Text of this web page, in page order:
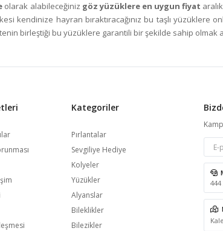
olarak alabileceğiniz göz yüzüklere en uygun fiyat
kendinize hayran bıraktıracağınız bu taşlı yüzüklere
birleştiği bu yüzüklere garantili bir şekilde sahip olmak
Kategoriler
Pırlantalar
Sevgiliye Hediye
Kolyeler
Yüzükler
Alyanslar
Bileklikler
Bilezikler
444